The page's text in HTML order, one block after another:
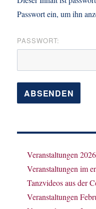
Passwort ein, um ihn
PASSWORT:
Veranstaltungen 2026
Veranstaltungen im
Tanzvideos aus der
Veranstaltungen